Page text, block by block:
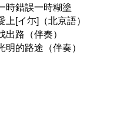
時錯誤一時糊塗
上[イ尓]（北京語）
出路（伴奏）
明的路途（伴奏）